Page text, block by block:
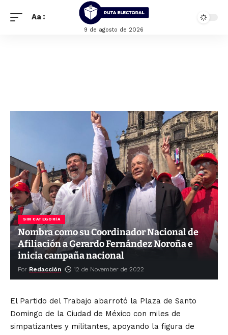
Aa
9 de agosto de 2026
SIN CATEGORÍA
Nombra como su Coordinador Nacional de
Afiliación a Gerardo Fernández Noroña e
inicia campaña nacional
Por Redacción 12 de November de 2022
El Partido del Trabajo abarrotó la Plaza de Santo
Domingo de la Ciudad de México con miles de
simpatizantes y militantes, apoyando la figura de